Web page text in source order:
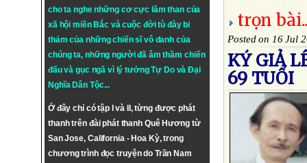
cho ta nghe những cơ cực lầm than của
xã hội miền Bắc và cuộc đời tù đày bi
thảm của những chiến sĩ vô danh của
chúng ta, những người đã âm thầm chiến
đấu và gục ngã vì lý tưởngTự DovàĐại
Nghĩa Dân Tộc...
Ở đây chỉ có tập I và II, từng được phát
thanh trên đài phát thanh Quê Hương từ
San Jose, California - Hoa Kỳ, trong
chương trình đọc truyện do Trần Nam
trọn
Posted on 16 Jul
KÝ GIẢ
69 TUỔI